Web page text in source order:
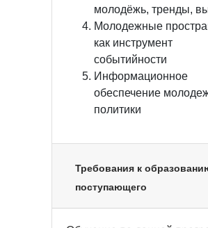
молодёжь, тренды,
Молодежные
как инструмент
событийности
Информационное
обеспечение
политики
Требования к
поступающего